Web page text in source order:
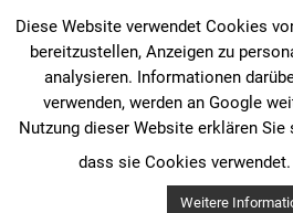
Inhalt
springen
Diese Website verwendet Cookies
bereitzustellen, Anzeigen zu
analysieren. Informationen
verwenden, werden an Google
Nutzung dieser Website erklären
dass sie Cookies verwendet.
Weitere